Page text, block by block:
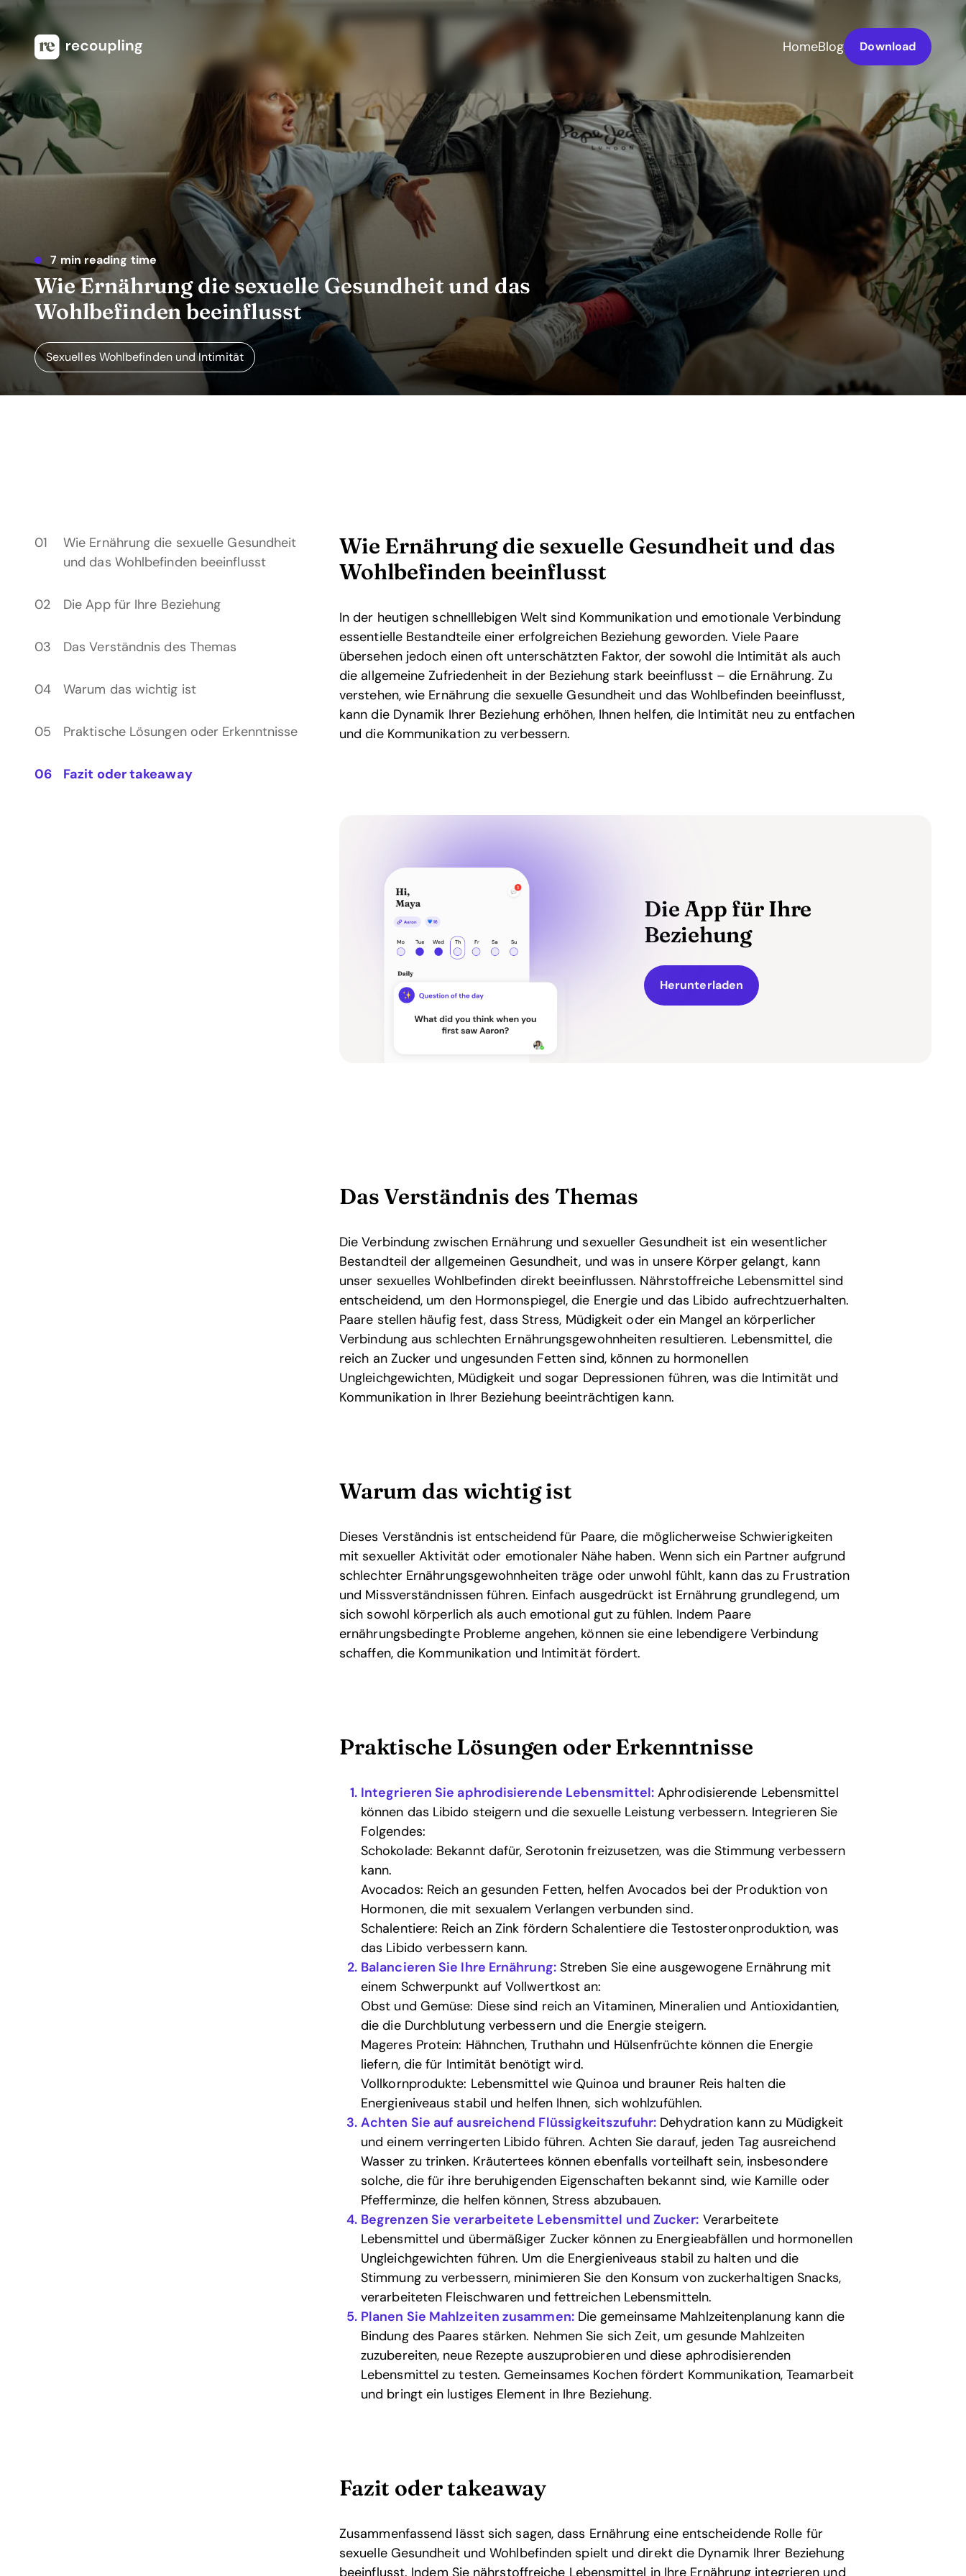
HomeBlog Download
7 min reading time
Wie Ernährung die sexuelle Gesundheit und das
Wohlbefinden beeinflusst
Sexuelles Wohlbefinden und Intimität
Wie Ernährung die sexuelle Gesundheit
und das Wohlbefinden beeinflusst
Die App für Ihre Beziehung
Das Verständnis des Themas
Warum das wichtig ist
Praktische Lösungen oder Erkenntnisse
Fazit oder takeaway
Wie Ernährung die sexuelle Gesundheit und das
Wohlbefinden beeinflusst
In der heutigen schnelllebigen Welt sind Kommunikation und emotionale Verbindung
essentielle Bestandteile einer erfolgreichen Beziehung geworden. Viele Paare
übersehen jedoch einen oft unterschätzten Faktor, der sowohl die Intimität als auch
die allgemeine Zufriedenheit in der Beziehung stark beeinflusst – die Ernährung. Zu
verstehen, wie Ernährung die sexuelle Gesundheit und das Wohlbefinden beeinflusst,
kann die Dynamik Ihrer Beziehung erhöhen, Ihnen helfen, die Intimität neu zu entfachen
und die Kommunikation zu verbessern.
Die App für Ihre
Beziehung
Herunterladen
Das Verständnis des Themas
Die Verbindung zwischen Ernährung und sexueller Gesundheit ist ein wesentlicher
Bestandteil der allgemeinen Gesundheit, und was in unsere Körper gelangt, kann
unser sexuelles Wohlbefinden direkt beeinflussen. Nährstoffreiche Lebensmittel sind
entscheidend, um den Hormonspiegel, die Energie und das Libido aufrechtzuerhalten.
Paare stellen häufig fest, dass Stress, Müdigkeit oder ein Mangel an körperlicher
Verbindung aus schlechten Ernährungsgewohnheiten resultieren. Lebensmittel, die
reich an Zucker und ungesunden Fetten sind, können zu hormonellen
Ungleichgewichten, Müdigkeit und sogar Depressionen führen, was die Intimität und
Kommunikation in Ihrer Beziehung beeinträchtigen kann.
Warum das wichtig ist
Dieses Verständnis ist entscheidend für Paare, die möglicherweise Schwierigkeiten
mit sexueller Aktivität oder emotionaler Nähe haben. Wenn sich ein Partner aufgrund
schlechter Ernährungsgewohnheiten träge oder unwohl fühlt, kann das zu Frustration
und Missverständnissen führen. Einfach ausgedrückt ist Ernährung grundlegend, um
sich sowohl körperlich als auch emotional gut zu fühlen. Indem Paare
ernährungsbedingte Probleme angehen, können sie eine lebendigere Verbindung
schaffen, die Kommunikation und Intimität fördert.
Praktische Lösungen oder Erkenntnisse
Integrieren Sie aphrodisierende Lebensmittel: Aphrodisierende Lebensmittel
können das Libido steigern und die sexuelle Leistung verbessern. Integrieren Sie
Folgendes:
Schokolade: Bekannt dafür, Serotonin freizusetzen, was die Stimmung verbessern
kann.
Avocados: Reich an gesunden Fetten, helfen Avocados bei der Produktion von
Hormonen, die mit sexualem Verlangen verbunden sind.
Schalentiere: Reich an Zink fördern Schalentiere die Testosteronproduktion, was
das Libido verbessern kann.
Balancieren Sie Ihre Ernährung:Streben Sie eine ausgewogene Ernährung mit
einem Schwerpunkt auf Vollwertkost an:
Obst und Gemüse: Diese sind reich an Vitaminen, Mineralien und Antioxidantien,
die die Durchblutung verbessern und die Energie steigern.
Mageres Protein: Hähnchen, Truthahn und Hülsenfrüchte können die Energie
liefern, die für Intimität benötigt wird.
Vollkornprodukte: Lebensmittel wie Quinoa und brauner Reis halten die
Energieniveaus stabil und helfen Ihnen, sich wohlzufühlen.
Achten Sie auf ausreichend Flüssigkeitszufuhr: Dehydration kann zu Müdigkeit
und einem verringerten Libido führen. Achten Sie darauf, jeden Tag ausreichend
Wasser zu trinken. Kräutertees können ebenfalls vorteilhaft sein, insbesondere
solche, die für ihre beruhigenden Eigenschaften bekannt sind, wie Kamille oder
Pfefferminze, die helfen können, Stress abzubauen.
Begrenzen Sie verarbeitete Lebensmittel und Zucker: Verarbeitete
Lebensmittel und übermäßiger Zucker können zu Energieabfällen und hormonellen
Ungleichgewichten führen. Um die Energieniveaus stabil zu halten und die
Stimmung zu verbessern, minimieren Sie den Konsum von zuckerhaltigen Snacks,
verarbeiteten Fleischwaren und fettreichen Lebensmitteln.
Planen Sie Mahlzeiten zusammen:Die gemeinsame Mahlzeitenplanung kann die
Bindung des Paares stärken. Nehmen Sie sich Zeit, um gesunde Mahlzeiten
zuzubereiten, neue Rezepte auszuprobieren und diese aphrodisierenden
Lebensmittel zu testen. Gemeinsames Kochen fördert Kommunikation, Teamarbeit
und bringt ein lustiges Element in Ihre Beziehung.
Fazit oder takeaway
Zusammenfassend lässt sich sagen, dass Ernährung eine entscheidende Rolle für
sexuelle Gesundheit und Wohlbefinden spielt und direkt die Dynamik Ihrer Beziehung
beeinflusst. Indem Sie nährstoffreiche Lebensmittel in Ihre Ernährung integrieren und